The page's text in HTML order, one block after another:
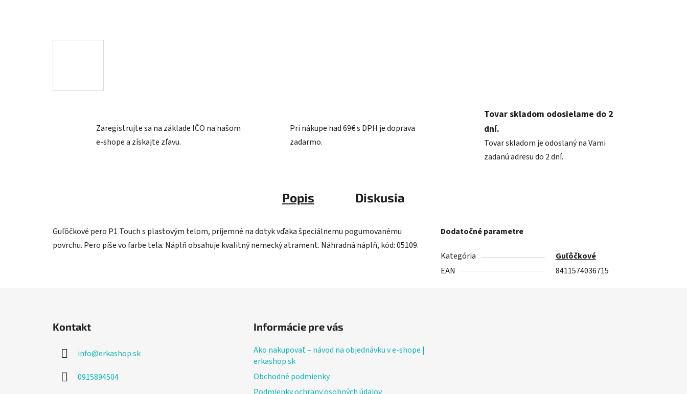
Zaregistrujte sa na základe IČO na našom
e-shope a získajte zľavu.
Pri nákupe nad 69€ s DPH je doprava
zadarmo.
Tovar skladom odosielame do 2
dní.
Tovar skladom je odoslaný na Vami
zadanú adresu do 2 dní.
Popis Diskusia
Guľôčkové pero P1 Touch s plastovým telom, príjemné na dotyk vďaka špeciálnemu pogumovanému
povrchu. Pero píše vo farbe tela. Náplň obsahuje kvalitný nemecký atrament. Náhradná náplň, kód: 05109.
Dodatočné parametre
Kategória
Guľôčkové
EAN
8411574036715
Kontakt
info@erkashop.sk
0915894504
Informácie pre vás
Ako nakupovať – návod na objednávku v e-shope |
erkashop.sk
Obchodné podmienky